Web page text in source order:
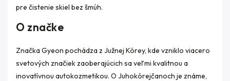
pre čistenie skiel bez šmúh.
O značke
Značka Gyeon pochádza z Južnej Kórey, kde vzniklo viacero
svetových značiek zaoberajúcich sa veľmi kvalitnou a
inovatívnou autokozmetikou. O Juhokórejčanoch je známe,